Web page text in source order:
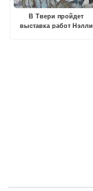
В Твери пройдет
выставка работ Нэлли